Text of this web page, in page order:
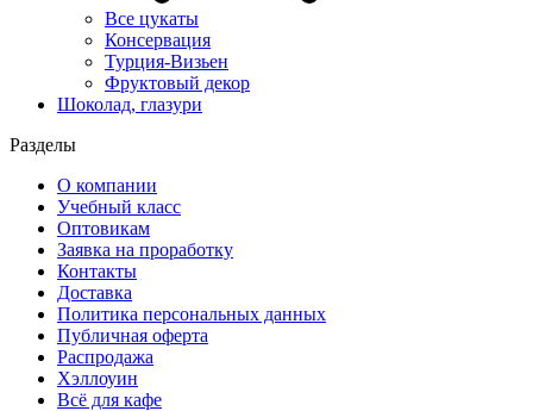
Все цукаты
Консервация
Турция-Визьен
Фруктовый декор
Шоколад, глазури
Разделы
О компании
Учебный класс
Оптовикам
Заявка на проработку
Контакты
Доставка
Политика персональных данных
Публичная оферта
Распродажа
Хэллоуин
Всё для кафе